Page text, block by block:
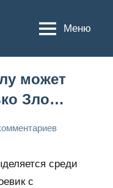
Меню
может
Зло…
среди
с